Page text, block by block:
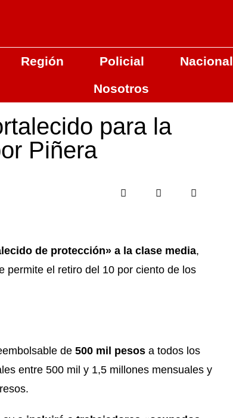
Región Policial Nacional
Nosotros
para la
Piñera
de protección» a la clase media,
permite el retiro del 10 por ciento de los
de 500 mil pesos a todos los
entre 500 mil y 1,5 millones mensuales y